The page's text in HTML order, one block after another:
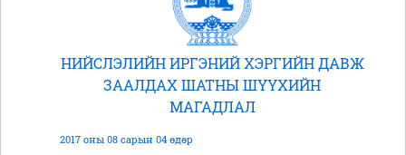
НИЙСЛЭЛИЙН ИРГЭНИЙ ХЭРГИЙН ДАВЖ
ЗААЛДАХ ШАТНЫ ШҮҮХИЙН
МАГАДЛАЛ
2017 оны 08 сарын 04 өдөр